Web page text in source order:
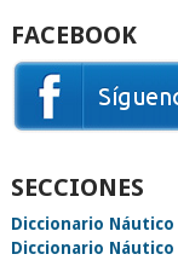
FACEBOOK
SECCIONES
Diccionario Náutico
Diccionario